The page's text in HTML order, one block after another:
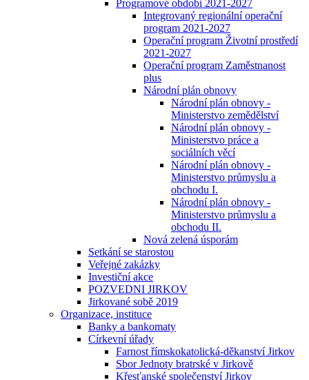
Programové období 2021-2027
Integrovaný regionální operační
program 2021-2027
Operační program Životní prostředí
2021-2027
Operační program Zaměstnanost
plus
Národní plán obnovy
Národní plán obnovy -
Ministerstvo zemědělství
Národní plán obnovy -
Ministerstvo práce a
sociálních věcí
Národní plán obnovy -
Ministerstvo průmyslu a
obchodu I.
Národní plán obnovy -
Ministerstvo průmyslu a
obchodu II.
Nová zelená úsporám
Setkání se starostou
Veřejné zakázky
Investiční akce
POZVEDNI JIRKOV
Jirkované sobě 2019
Organizace, instituce
Banky a bankomaty
Církevní úřady
Farnost římskokatolická-děkanství Jirkov
Sbor Jednoty bratrské v Jirkově
Křesťanské společenství Jirkov